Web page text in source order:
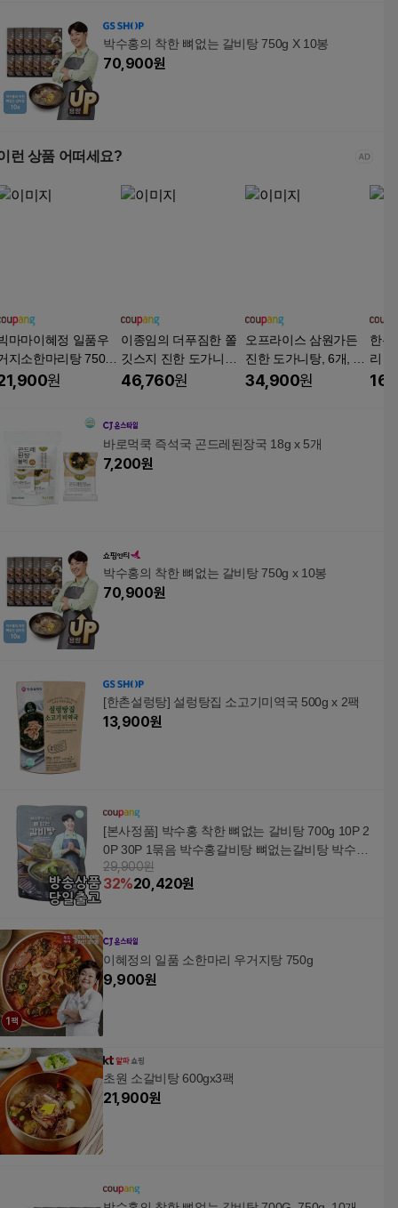
박수홍의 착한 뼈없는 갈비탕 750g X 10봉
70,900원
런 상품 어떠세요?
마마이혜정 일품우
지소한마리탕 750g,
개, 750g원
이종임의 더푸짐한 쫄
깃스지 진한 도가니탕,
700g, 6개
46,760원
오프라이스 삼원가든
진한 도가니탕, 6개, 60
0g
34,900원
한우
리
바로먹쿡 즉석국 곤드레된장국 18g x 5개
7,200원
박수홍의 착한 뼈없는 갈비탕 750g x 10봉
70,900원
[한촌설렁탕] 설렁탕집 소고기미역국 500g x 2팩
13,900원
[본사정품] 박수홍 착한 뼈없는 갈비탕 700g 10P 2
0P 30P 1묶음 박수홍갈비탕 뼈없는갈비탕 박수홍
뼈없는갈비탕, 2개
29,900원
32%20,420원
이혜정의 일품 소한마리 우거지탕 750g
9,900원
초원 소갈비탕 600gx3팩
21,900원